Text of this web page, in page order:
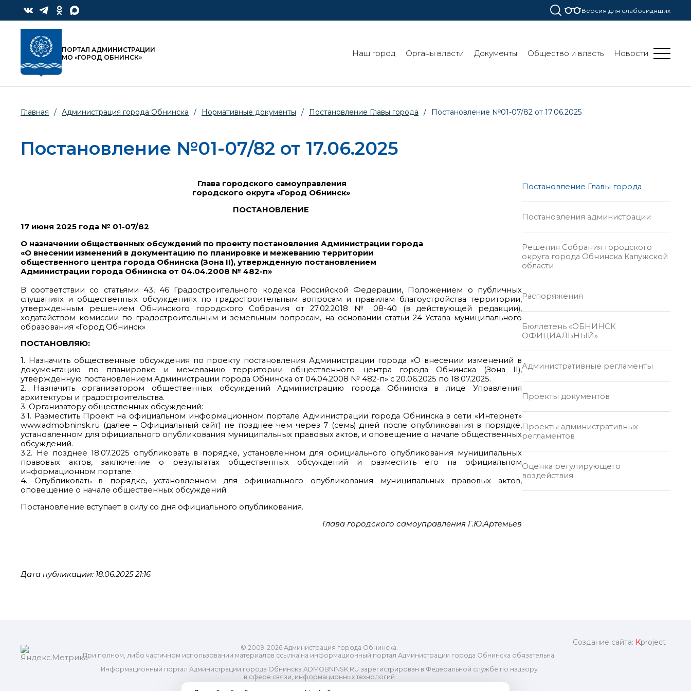
Версия для слабовидящих
ПОРТАЛ АДМИНИСТРАЦИИ
МО «ГОРОД ОБНИНСК»
Наш город Органы власти Документы Общество и власть Новости
Главная / Администрация города Обнинска / Нормативные документы / Постановление Главы города / Постановление №01-07/82 от 17.06.2025
Постановление №01-07/82 от 17.06.2025
Глава городского самоуправления
городского округа «Город Обнинск»
ПОСТАНОВЛЕНИЕ
17 июня 2025 года № 01-07/82
О назначении общественных обсуждений по проекту постановления Администрации города
«О внесении изменений в документацию по планировке и межеванию территории
общественного центра города Обнинска (Зона II), утвержденную постановлением
Администрации города Обнинска от 04.04.2008 № 482-п»
В соответствии со статьями 43, 46 Градостроительного кодекса Российской Федерации, Положением о публичных
слушаниях и общественных обсуждениях по градостроительным вопросам и правилам благоустройства территории,
утвержденным решением Обнинского городского Собрания от 27.02.2018 № 08-40 (в действующей редакции),
ходатайством комиссии по градостроительным и земельным вопросам, на основании статьи 24 Устава муниципального
образования «Город Обнинск»
ПОСТАНОВЛЯЮ:
1. Назначить общественные обсуждения по проекту постановления Администрации города «О внесении изменений в
документацию по планировке и межеванию территории общественного центра города Обнинска (Зона II),
утвержденную постановлением Администрации города Обнинска от 04.04.2008 № 482-п» с 20.06.2025 по 18.07.2025.
2. Назначить организатором общественных обсуждений Администрацию города Обнинска в лице Управления
архитектуры и градостроительства.
3. Организатору общественных обсуждений:
3.1. Разместить Проект на официальном информационном портале Администрации города Обнинска в сети «Интернет»
www.admobninsk.ru (далее – Официальный сайт) не позднее чем через 7 (семь) дней после опубликования в порядке,
установленном для официального опубликования муниципальных правовых актов, и оповещение о начале общественных
обсуждений.
3.2. Не позднее 18.07.2025 опубликовать в порядке, установленном для официального опубликования муниципальных
правовых актов, заключение о результатах общественных обсуждений и разместить его на официальном
информационном портале.
4. Опубликовать в порядке, установленном для официального опубликования муниципальных правовых актов,
оповещение о начале общественных обсуждений.
Постановление вступает в силу со дня официального опубликования.
Глава городского самоуправления Г.Ю.Артемьев
Дата публикации: 18.06.2025 21:16
Постановление Главы города
Постановления администрации
Решения Собрания городского
округа города Обнинска Калужской
области
Распоряжения
Бюллетень «ОБНИНСК
ОФИЦИАЛЬНЫЙ»
Административные регламенты
Проекты документов
Проекты административных
регламентов
Оценка регулирующего
воздействия
© 2009-2026 Администрация города Обнинска.
При полном, либо частичном использовании материалов ссылка на информационный портал Администрации города Обнинска обязательна.
Информационный портал Администрации города Обнинска ADMOBNINSK.RU зарегистрирован в Федеральной службе по надзору
в сфере связи, информационных технологий
Создание сайта: Kproject